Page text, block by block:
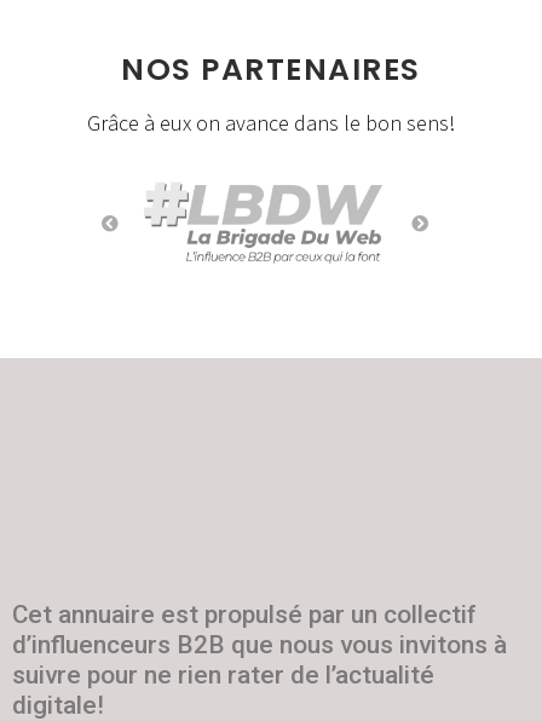
NOS PARTENAIRES
Grâce à eux on avance dans le bon sens!
Cet annuaire est propulsé par un collectif
d’influenceurs B2B que nous vous invitons à
suivre pour ne rien rater de l’actualité
digitale!